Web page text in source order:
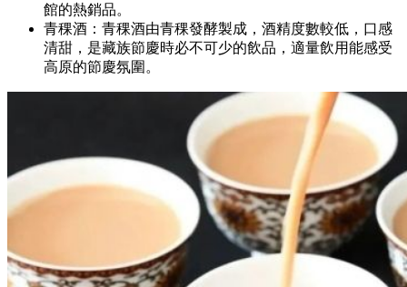
館的熱銷品。
青稞酒：青稞酒由青稞發酵製成，酒精度數較低，口感
清甜，是藏族節慶時必不可少的飲品，適量飲用能感受
高原的節慶氛圍。